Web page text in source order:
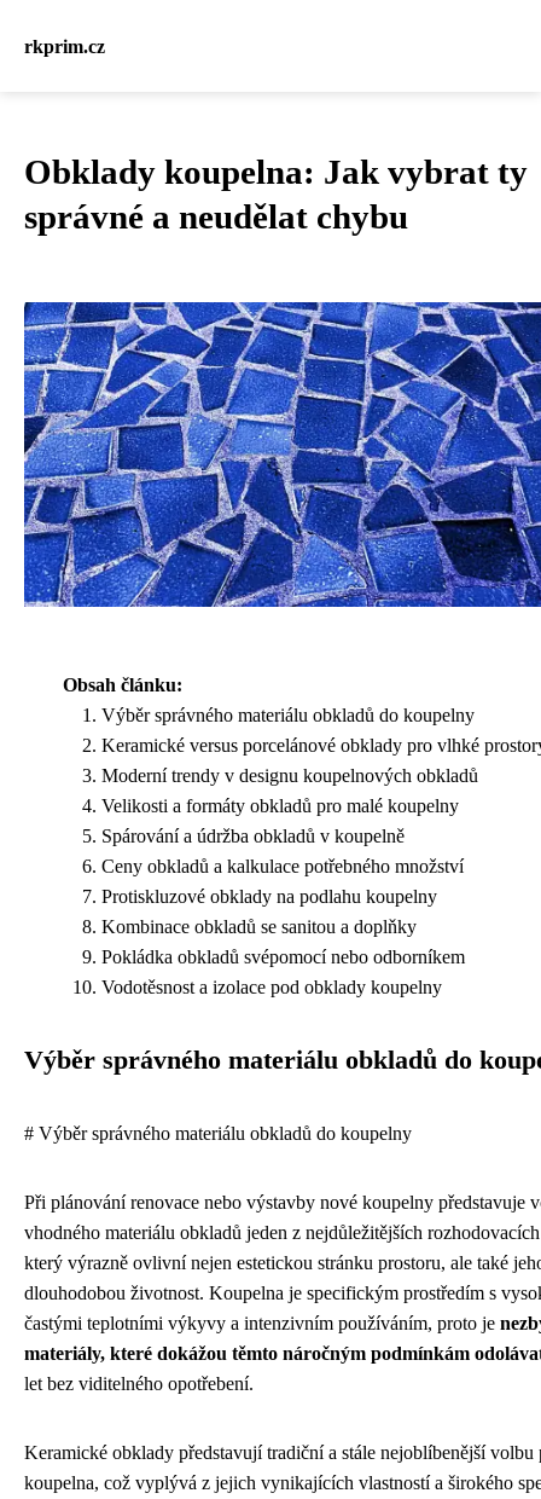
rkprim.cz
Obklady koupelna: Jak vybrat ty
správné a neudělat chybu
Obsah článku:
Výběr správného materiálu obkladů do koupelny
Keramické versus porcelánové obklady pro vlhké
Moderní trendy v designu koupelnových obkladů
Velikosti a formáty obkladů pro malé koupelny
Spárování a údržba obkladů v koupelně
Ceny obkladů a kalkulace potřebného množství
Protiskluzové obklady na podlahu koupelny
Kombinace obkladů se sanitou a doplňky
Pokládka obkladů svépomocí nebo odborníkem
Vodotěsnost a izolace pod obklady koupelny
Výběr správného materiálu obkladů do
# Výběr správného materiálu obkladů do koupelny
Při plánování renovace nebo výstavby nové koupelny představuje
vhodného materiálu obkladů jeden z nejdůležitějších
který výrazně ovlivní nejen estetickou stránku prostoru, ale také
dlouhodobou životnost. Koupelna je specifickým prostředím s
častými teplotními výkyvy a intenzivním používáním, proto je
materiály, které dokážou těmto náročným podmínkám
let bez viditelného opotřebení.
Keramické obklady představují tradiční a stále nejoblíbenější volbu
koupelna, což vyplývá z jejich vynikajících vlastností a širokého